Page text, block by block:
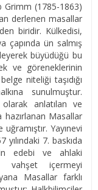
Grimm (1785-1863)
derlenen masallar
biridir. Külkedisi,
çapında ün salmış
büyüdüğü bu
ve göreneklerinin
niteliği taşıdığı
sunulmuştur.
anlatılan ve
hazırlanan Masallar
Yayınevi
7. baskıda
edebi ve ahlaki
vahşet içermeyi
Masallar farklı